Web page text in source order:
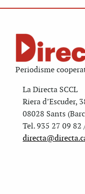
Periodisme
La Directa SCCL
Riera d’Escuder,
08028 Sants
Tel. 935 27 09 82